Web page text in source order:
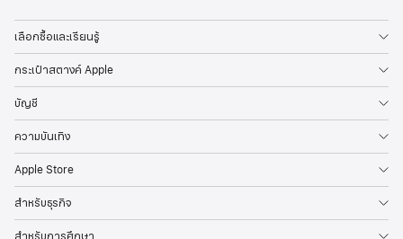
เลือกซื้อและเรียนรู้
กระเป๋าสตางค์ Apple
บัญชี
ความบันเทิง
Apple Store
สำหรับธุรกิจ